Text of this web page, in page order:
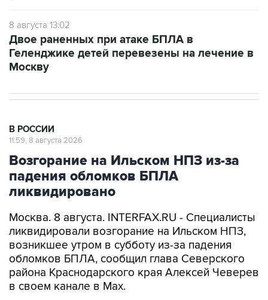
8 августа 13:02
Двое раненных при атаке БПЛА в
Геленджике детей перевезены на лечение в
Москву
В РОССИИ
11:59, 8 августа 2026
Возгорание на Ильском НПЗ из-за
падения обломков БПЛА
ликвидировано
Москва. 8 августа. INTERFAX.RU - Специалисты
ликвидировали возгорание на Ильском НПЗ,
возникшее утром в субботу из-за падения
обломков БПЛА, сообщил глава Северского
района Краснодарского края Алексей Чеверев
в своем канале в Max.